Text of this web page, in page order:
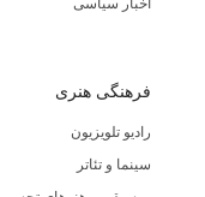
اخبار سیاسی
فرهنگی هنری
رادیو تلویزیون
سینما و تئاتر